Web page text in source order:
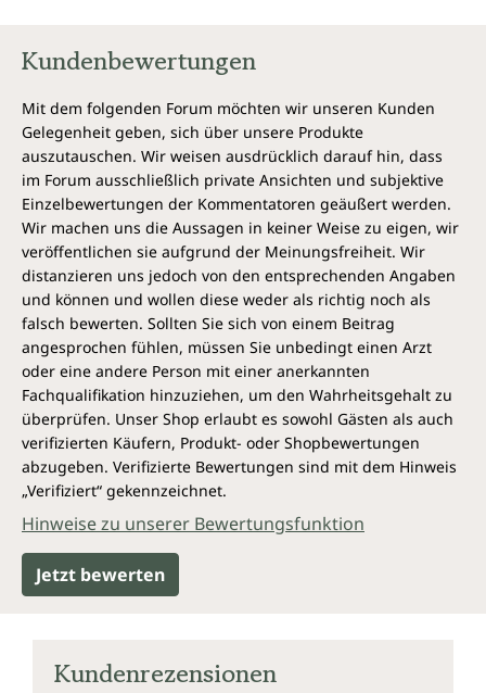
Kundenbewertungen
Mit dem folgenden Forum möchten wir unseren Kunden
Gelegenheit geben, sich über unsere Produkte
auszutauschen. Wir weisen ausdrücklich darauf hin, dass
im Forum ausschließlich private Ansichten und subjektive
Einzelbewertungen der Kommentatoren geäußert werden.
Wir machen uns die Aussagen in keiner Weise zu eigen, wir
veröffentlichen sie aufgrund der Meinungsfreiheit. Wir
distanzieren uns jedoch von den entsprechenden Angaben
und können und wollen diese weder als richtig noch als
falsch bewerten. Sollten Sie sich von einem Beitrag
angesprochen fühlen, müssen Sie unbedingt einen Arzt
oder eine andere Person mit einer anerkannten
Fachqualifikation hinzuziehen, um den Wahrheitsgehalt zu
überprüfen. Unser Shop erlaubt es sowohl Gästen als auch
verifizierten Käufern, Produkt- oder Shopbewertungen
abzugeben. Verifizierte Bewertungen sind mit dem Hinweis
„Verifiziert“ gekennzeichnet.
Hinweise zu unserer Bewertungsfunktion
Jetzt bewerten
Kundenrezensionen